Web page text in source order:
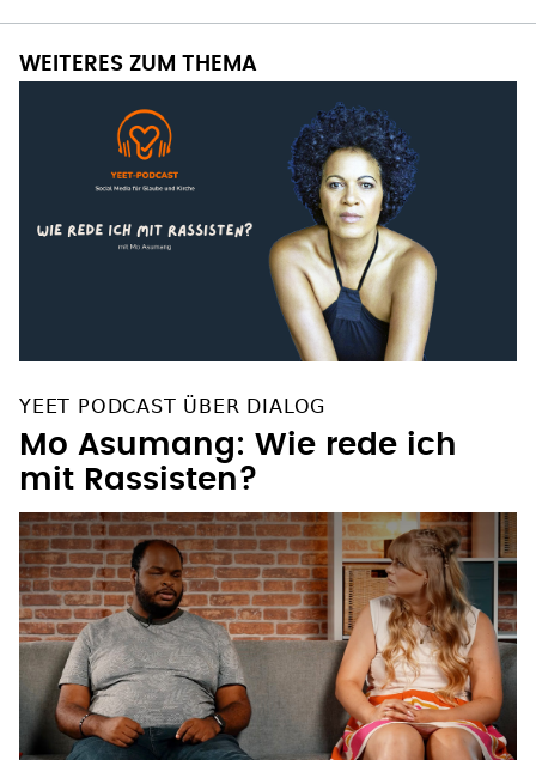
WEITERES ZUM THEMA
YEET PODCAST ÜBER DIALOG
Mo Asumang: Wie rede ich
mit Rassisten?